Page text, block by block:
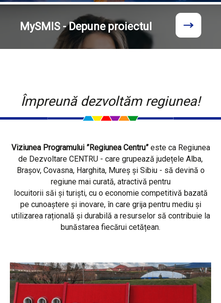
MySMIS - Depune proiectul
Împreună dezvoltăm regiunea!
Viziunea Programului ”Regiunea Centru”este ca Regiunea
de Dezvoltare CENTRU - care grupează județele Alba,
Brașov, Covasna, Harghita, Mureș și Sibiu - să devină o
regiune mai curată, atractivă pentru
locuitorii săi și turiști, cu o economie competitivă bazată
pe cunoaștere și inovare, în care grija pentru mediu și
utilizarea rațională și durabilă a resurselor să contribuie la
bunăstarea fiecărui cetățean.